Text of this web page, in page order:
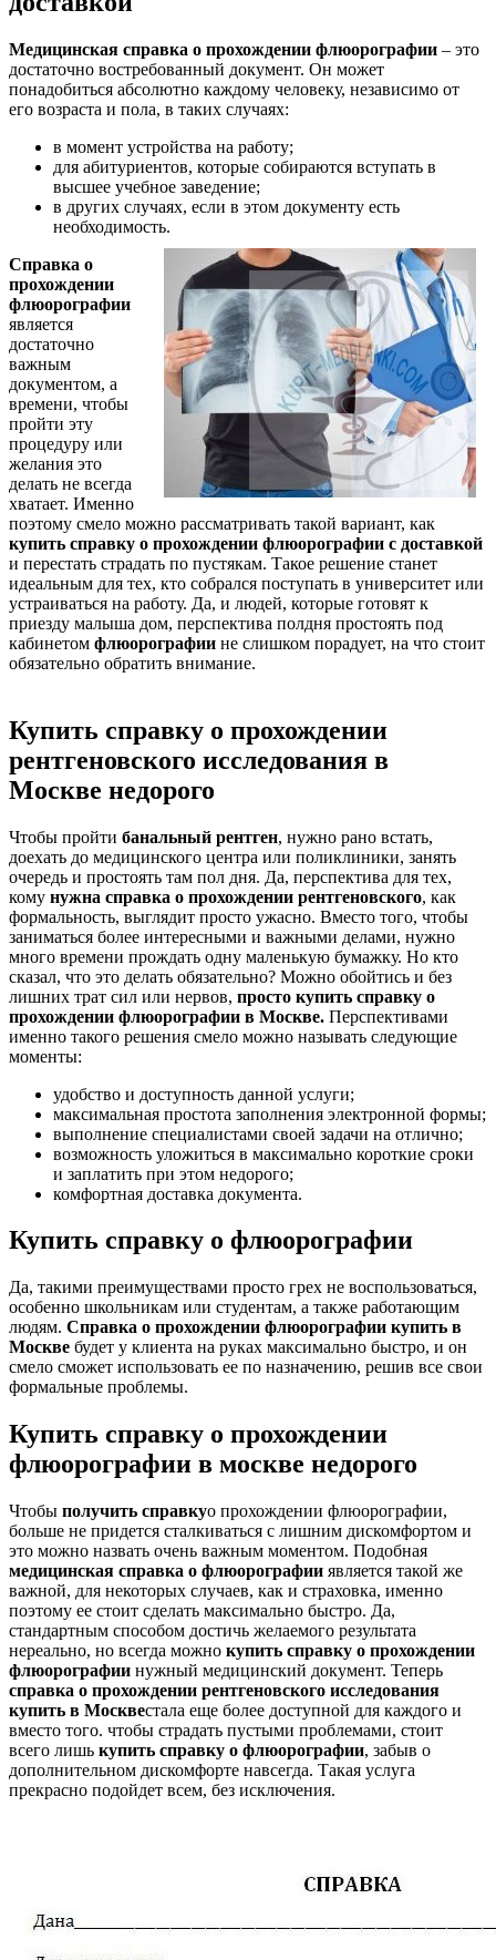
Медицинская справка о прохождении флюорографии – это
достаточно востребованный документ. Он может
понадобиться абсолютно каждому человеку, независимо от
его возраста и пола, в таких случаях:
в момент устройства на работу;
для абитуриентов, которые собираются вступать в
высшее учебное заведение;
в других случаях, если в этом документу есть
необходимость.
Справка о
прохождении
флюорографии
является
достаточно
важным
документом, а
времени, чтобы
пройти эту
процедуру или
желания это
делать не всегда
хватает. Именно
поэтому смело можно рассматривать такой вариант, как
купить справку о прохождении флюорографии с доставкой
и перестать страдать по пустякам. Такое решение станет
идеальным для тех, кто собрался поступать в университет или
устраиваться на работу. Да, и людей, которые готовят к
приезду малыша дом, перспектива полдня простоять под
кабинетом флюорографии не слишком порадует, на что стоит
обязательно обратить внимание.
Купить справку о прохождении
рентгеновского исследования в
Москве недорого
Чтобы пройти банальный рентген, нужно рано встать,
доехать до медицинского центра или поликлиники, занять
очередь и простоять там пол дня. Да, перспектива для тех,
кому нужна справка о прохождении рентгеновского, как
формальность, выглядит просто ужасно. Вместо того, чтобы
заниматься более интересными и важными делами, нужно
много времени прождать одну маленькую бумажку. Но кто
сказал, что это делать обязательно? Можно обойтись и без
лишних трат сил или нервов, просто купить справку о
прохождении флюорографии в Москве. Перспективами
именно такого решения смело можно называть следующие
моменты:
удобство и доступность данной услуги;
максимальная простота заполнения электронной формы;
выполнение специалистами своей задачи на отлично;
возможность уложиться в максимально короткие сроки
и заплатить при этом недорого;
комфортная доставка документа.
Купить справку о флюорографии
Да, такими преимуществами просто грех не воспользоваться,
особенно школьникам или студентам, а также работающим
людям. Справка о прохождении флюорографии купить в
Москве будет у клиента на руках максимально быстро, и он
смело сможет использовать ее по назначению, решив все свои
формальные проблемы.
Купить справку о прохождении
флюорографии в москве недорого
Чтобы получить справкуо прохождении флюорографии,
больше не придется сталкиваться с лишним дискомфортом и
это можно назвать очень важным моментом. Подобная
медицинская справка о флюорографии является такой же
важной, для некоторых случаев, как и страховка, именно
поэтому ее стоит сделать максимально быстро. Да,
стандартным способом достичь желаемого результата
нереально, но всегда можно купить справку о прохождении
флюорографии нужный медицинский документ. Теперь
справка о прохождении рентгеновского исследования
купить в Москвестала еще более доступной для каждого и
вместо того. чтобы страдать пустыми проблемами, стоит
всего лишь купить справку о флюорографии, забыв о
дополнительном дискомфорте навсегда. Такая услуга
прекрасно подойдет всем, без исключения.